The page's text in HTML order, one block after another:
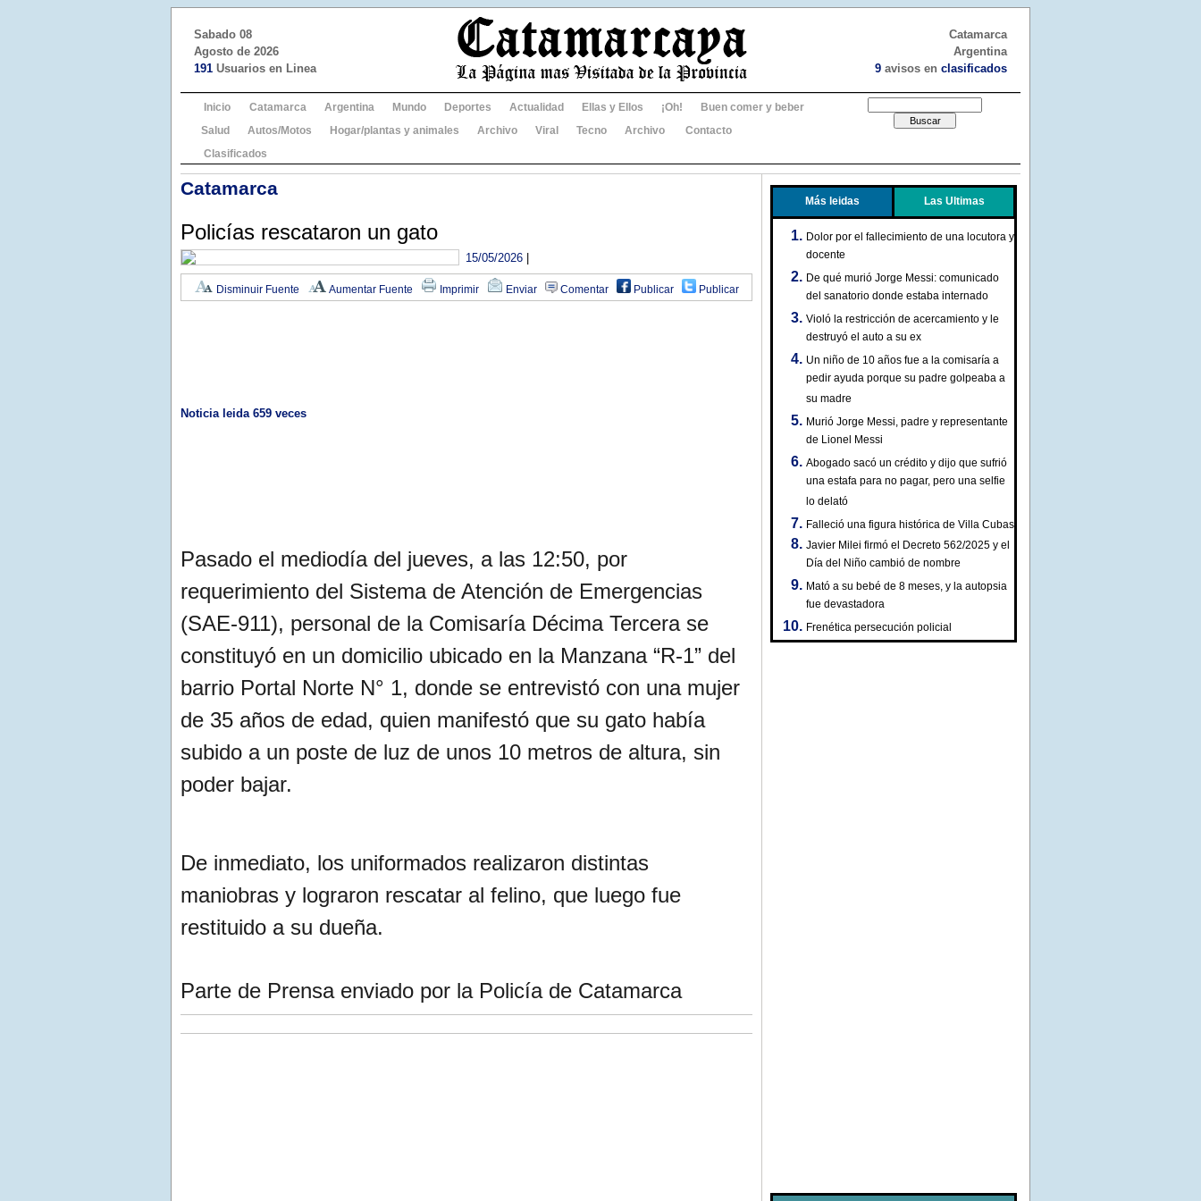
Sabado 08
Agosto de 2026
191 Usuarios en Linea
Catamarca
Argentina
9 avisos en clasificados
Inicio Catamarca Argentina Mundo Deportes Actualidad Ellas y Ellos ¡Oh!
Buen comer y beber
Salud
Autos/Motos Hogar/plantas y animales Archivo Viral Tecno Archivo
Contacto
Clasificados
Catamarca
Policías rescataron un gato
15/05/2026
Disminuir Fuente Aumentar Fuente Imprimir Enviar Comentar Publicar Publicar
Noticia leida 659 veces
Pasado el mediodía del jueves, a las 12:50, por
requerimiento del Sistema de Atención de Emergencias
(SAE-911), personal de la Comisaría Décima Tercera se
constituyó en un domicilio ubicado en la Manzana “R-1” del
barrio Portal Norte N° 1, donde se entrevistó con una mujer
de 35 años de edad, quien manifestó que su gato había
subido a un poste de luz de unos 10 metros de altura, sin
poder bajar.
De inmediato, los uniformados realizaron distintas
maniobras y lograron rescatar al felino, que luego fue
restituido a su dueña.
Parte de Prensa enviado por la Policía de Catamarca
Más leidas Las Ultimas
Dolor por el fallecimiento de una locutora y
docente
De qué murió Jorge Messi: comunicado
del sanatorio donde estaba internado
Violó la restricción de acercamiento y le
destruyó el auto a su ex
Un niño de 10 años fue a la comisaría a
pedir ayuda porque su padre golpeaba a
su madre
Murió Jorge Messi, padre y representante
de Lionel Messi
Abogado sacó un crédito y dijo que sufrió
una estafa para no pagar, pero una selfie
lo delató
Falleció una figura histórica de Villa Cubas
Javier Milei firmó el Decreto 562/2025 y el
Día del Niño cambió de nombre
Mató a su bebé de 8 meses, y la autopsia
fue devastadora
Frenética persecución policial